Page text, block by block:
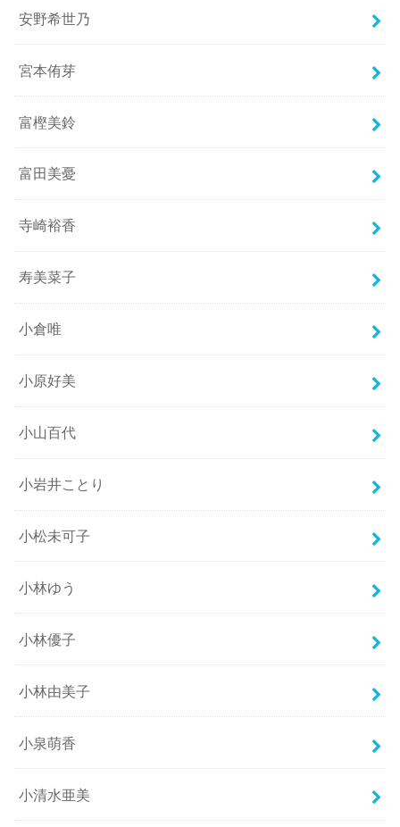
安野希世乃
宮本侑芽
富樫美鈴
富田美憂
寺崎裕香
寿美菜子
小倉唯
小原好美
小山百代
小岩井ことり
小松未可子
小林ゆう
小林優子
小林由美子
小泉萌香
小清水亜美